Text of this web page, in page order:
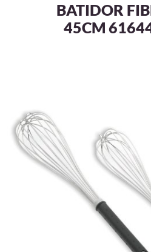
BATIDOR
45CM